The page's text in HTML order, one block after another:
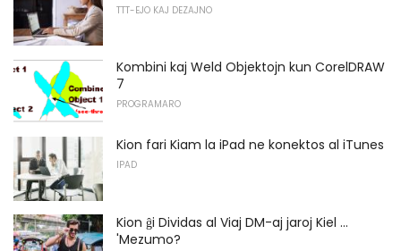
TTT-EJO KAJ DEZAJNO
Kombini kaj Weld Objektojn kun CorelDRAW
7
PROGRAMARO
Kion fari Kiam la iPad ne konektos al iTunes
IPAD
Kion ĝi Dividas al Viaj DM-aj jaroj Kiel ...
'Mezumo?